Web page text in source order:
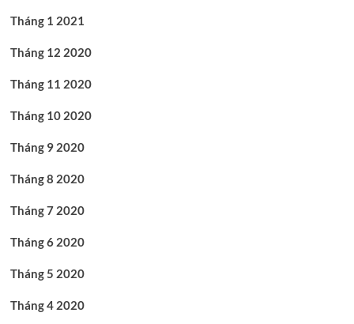
Tháng 1 2021
Tháng 12 2020
Tháng 11 2020
Tháng 10 2020
Tháng 9 2020
Tháng 8 2020
Tháng 7 2020
Tháng 6 2020
Tháng 5 2020
Tháng 4 2020